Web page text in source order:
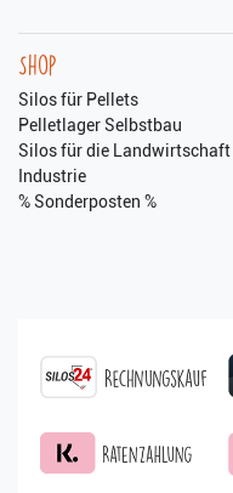
Shop
Silos für Pellets
Pelletlager Selbstbau
Silos für die Landwirtschaft
Industrie
% Sonderposten %